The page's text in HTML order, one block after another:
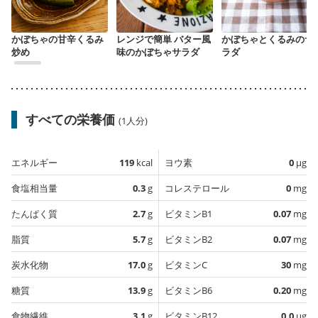
かぼちゃの甘辛くるみ
炒め
レンジで簡単 バター風
味のかぼちゃサラダ
かぼちゃとくるみのサ
ラダ
すべての栄養価 (1人分)
エネルギー 119 kcal
食塩相当量
0.3g
たんぱく質
2.7g
脂質
5.7g
炭水化物
17.0g
糖質
13.9g
ヨウ素 0 µg
コレステロール
0 mg
ビタミンB1
0.07 mg
ビタミンB2
0.07 mg
ビタミンC
30 mg
ビタミンB6
0.20 mg